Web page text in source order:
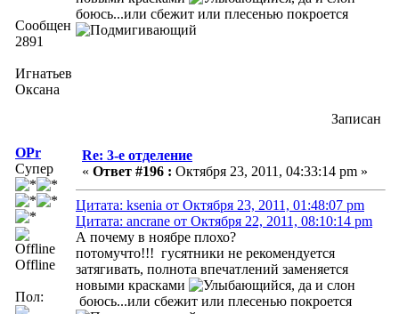
Сообщений:
2891
Игнатьева
Оксана
боюсь...или сбежит или плесенью покроется
Записан
OPr
Супер
Offline
Пол:
Re: 3-е отделение
« Ответ #196 : Октября 23, 2011, 04:33:14 pm »
Цитата: ksenia от Октября 23, 2011, 01:48:07 pm
Цитата: ancrane от Октября 22, 2011, 08:10:14 pm
А почему в ноябре плохо?
потомучто!!! гусятники не рекомендуется
затягивать, полнота впечатлений заменяется
новыми красками
, да и слон
боюсь...или сбежит или плесенью покроется